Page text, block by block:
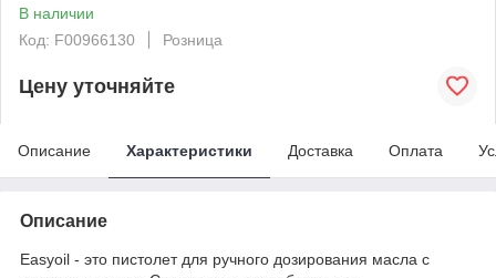
В наличии
Код: F00966130
Розница
Цену уточняйте
Описание Характеристики Доставка Оплата
Описание
Easyoil - это пистолет для ручного дозирования масла с